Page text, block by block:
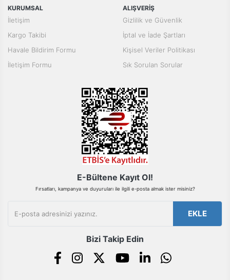
Yorum Yaz
Ürün resmi kalitesiz, bozuk veya görüntülenemiyor.
Ürün fiyatı diğer sitelerden daha pahalı.
Bu ürüne benzer farklı alternatifler olmalı.
Gönder
KURUMSAL
İletişim
Kargo Takibi
Havale Bildirim Formu
İletişim Formu
ALIŞVERİŞ
Gizlilik ve Güvenlik
İptal ve İade Şartları
Kişisel Veriler Politikası
Sık Sorulan Sorular
E-Bültene Kayıt Ol!
Fırsatları, kampanya ve duyuruları ile ilgili e-posta almak ister misiniz?
EKLE
Bizi Takip Edin